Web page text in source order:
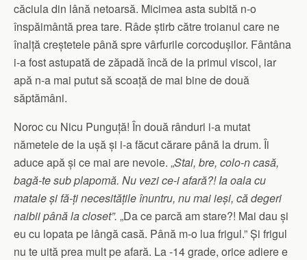
căciula din lână netoarsă. Micimea asta subită n-o
înspăimântă prea tare. Râde știrb către troianul care ne
înalță creștetele până spre vârfurile corcodușilor. Fântâna
i-a fost astupată de zăpadă încă de la primul viscol, iar
apă n-a mai putut să scoață de mai bine de două
săptămâni.
Noroc cu Nicu Punguță! În două rânduri i-a mutat
nămetele de la ușă și i-a făcut cărare până la drum. Îi
aduce apă și ce mai are nevoie. „Stai, bre, colo-n casă,
bagă-te sub plapomă. Nu vezi ce-i afară?! Ia oala cu
matale și fă-ți necesitățile înuntru, nu mai ieși, că degeri
naibii până la closet”. „Da ce parcă am stare?! Mai dau și
eu cu lopata pe lângă casă. Până m-o lua frigul.” Și frigul
nu te uită prea mult pe afară. La -14 grade, orice adiere e